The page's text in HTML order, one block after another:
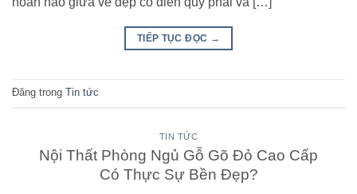
TIẾP TỤC ĐỌC →
Đăng trong Tin tức
TIN TỨC
Nội Thất Phòng Ngủ Gỗ Gõ Đỏ Cao Cấp
Có Thực Sự Bền Đẹp?